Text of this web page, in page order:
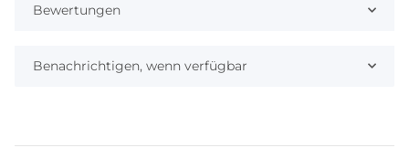
Bewertungen
Benachrichtigen, wenn verfügbar